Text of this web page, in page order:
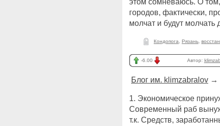
этом сомневаюсь. О
городов, фактически,
молчат и будут молчать
Кондопога Рязань
-6.00 Автор:
Блог им. klimzabralov →
1. Экономическое
Современный раб
т.к. Средств,